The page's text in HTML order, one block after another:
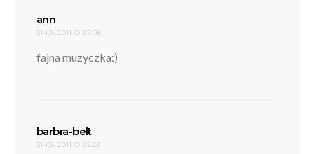
ann
31-05-2011 O 22:08
fajna muzyczka:)
barbra-beltpisze:
31-05-2011 O 22:23